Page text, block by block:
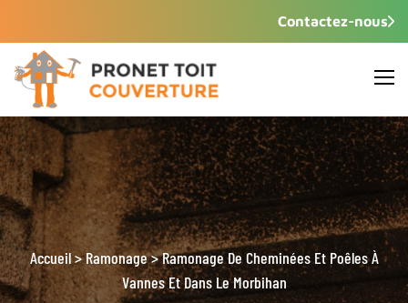
Contactez-nous
Accueil>Ramonage >Ramonage De Cheminées Et Poêles À
Vannes Et Dans Le Morbihan